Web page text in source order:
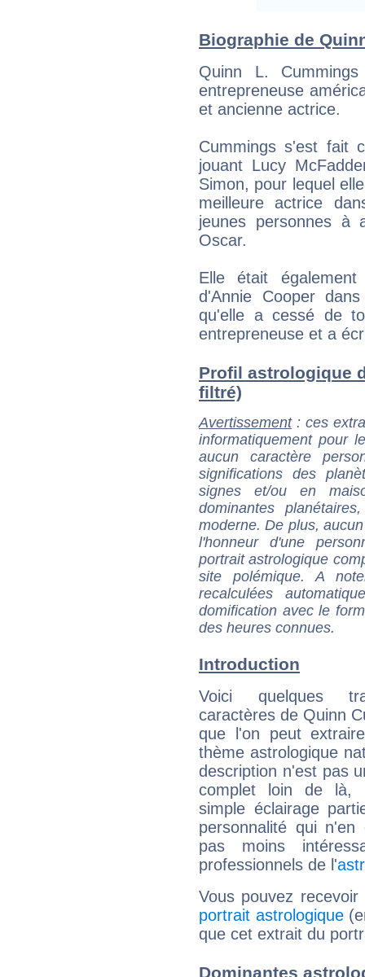
Biographie de
Quinn L.
entrepreneuse
et ancienne actrice.
Cummings s'est fait
jouant Lucy
Simon, pour lequel
meilleure actrice
jeunes personnes à
Oscar.
Elle était
d'Annie Cooper
qu'elle a cessé de
entrepreneuse et a
Profil astrologique
filtré)
Avertissement: ces
informatiquement pour
aucun caractère
significations des
signes et/ou en
dominantes
moderne. De plus,
l'honneur d'une
portrait astrologique
site polémique. A
recalculées
domification avec le
des heures connues.
Introduction
Voici quelques
caractères de Quinn
que l'on peut
thème astrologique
description n'est pas
complet loin de là,
simple éclairage
personnalité qui n'en
pas moins
professionnels de l'
Vous pouvez
portrait astrologique
que cet extrait du
Dominantes